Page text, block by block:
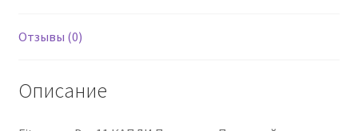
Отзывы (0)
Описание